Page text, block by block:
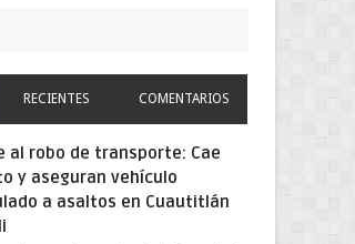
RECIENTES COMENTARIOS
al robo de transporte: Cae
y aseguran vehículo
a asaltos en Cuautitlán